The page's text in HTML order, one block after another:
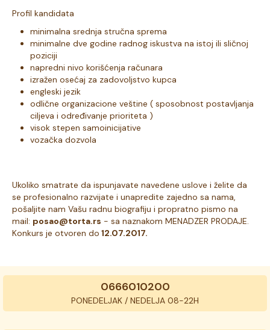
Profil kandidata
minimalna srednja stručna sprema
minimalne dve godine radnog iskustva na istoj ili sličnoj
poziciji
napredni nivo korišćenja računara
izražen osećaj za zadovoljstvo kupca
engleski jezik
odlične organizacione veštine ( sposobnost postavljanja
ciljeva i određivanje prioriteta )
visok stepen samoinicijative
vozačka dozvola
Ukoliko smatrate da ispunjavate navedene uslove i želite da
se profesionalno razvijate i unapredite zajedno sa nama,
pošaljite nam Vašu radnu biografiju i propratno pismo na
mail: posao@torta.rs - sa naznakom MENADZER PRODAJE.
Konkurs je otvoren do 12.07.2017.
0666010200
PONEDELJAK / NEDELJA 08-22H